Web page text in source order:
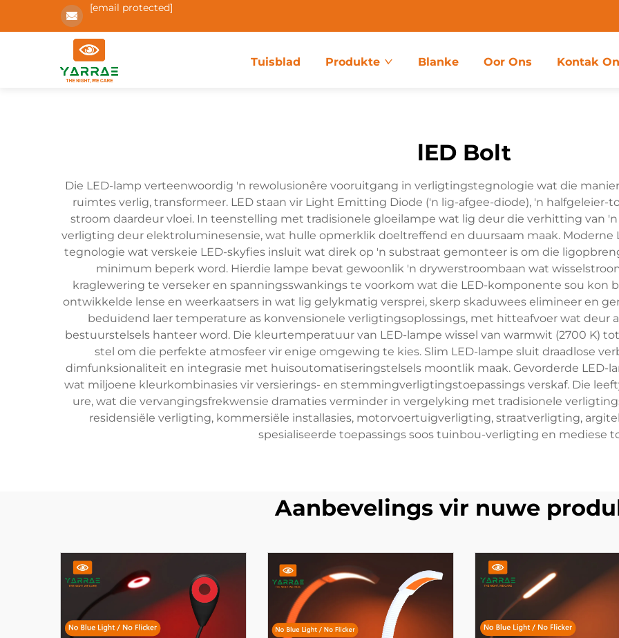
[email protected]
Tuisblad Produkte Blanke Oor Ons Kontak
lED Bolt
Die LED-lamp verteenwoordig 'n rewolusionêre vooruitgang in verligtingstegnologie wat die
ruimtes verlig, transformeer. LED staan vir Light Emitting Diode ('n lig-afgee-diode), 'n
stroom daardeur vloei. In teenstelling met tradisionele gloeilampe wat lig deur die verhitting van
verligting deur elektroluminesensie, wat hulle opmerklik doeltreffend en duursaam maak.
tegnologie wat verskeie LED-skyfies insluit wat direk op 'n substraat gemonteer is om die
minimum beperk word. Hierdie lampe bevat gewoonlik 'n drywerstroombaan wat
kraglewering te verseker en spanningsswankings te voorkom wat die LED-komponente sou kon
ontwikkelde lense en weerkaatsers in wat lig gelykmatig versprei, skerp skaduwees elimineer en
beduidend laer temperature as konvensionele verligtingsoplossings, met hitteafvoer wat
bestuurstelsels hanteer word. Die kleurtemperatuur van LED-lampe wissel van warmwit (2700 K)
stel om die perfekte atmosfeer vir enige omgewing te kies. Slim LED-lampe sluit draadlose
dimfunksionaliteit en integrasie met huisoutomatiseringstelsels moontlik maak. Gevorderde LED-
wat miljoene kleurkombinasies vir versierings- en stemmingverligtingstoepassings verskaf. Die
ure, wat die vervangingsfrekwensie dramaties verminder in vergelyking met tradisionele
residensiële verligting, kommersiële installasies, motorvoertuigverligting, straatverligting,
spesialiseerde toepassings soos tuinbou-verligting en mediese
Aanbevelings vir nuwe